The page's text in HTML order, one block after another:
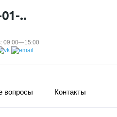
..
09:00—15:00
вопросы Контакты